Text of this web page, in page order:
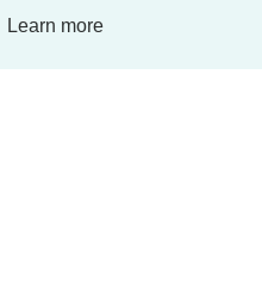
Learn more